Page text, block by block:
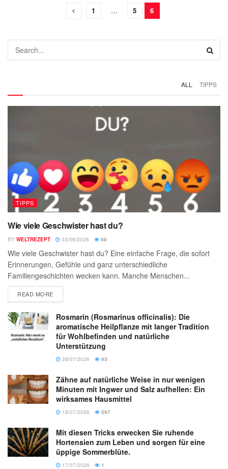
1 … 5 6
ALL TIPPS
TIPPS
Wie viele Geschwister hast du?
BY WELTREZEPT 03/08/2026 68
Wie viele Geschwister hast du? Eine einfache Frage, die sofort
Erinnerungen, Gefühle und ganz unterschiedliche
Familiengeschichten wecken kann. Manche Menschen...
READ MORE
Rosmarin (Rosmarinus officinalis): Die
aromatische Heilpflanze mit langer Tradition
für Wohlbefinden und natürliche
Unterstützung
28/07/2026 93
Zähne auf natürliche Weise in nur wenigen
Minuten mit Ingwer und Salz aufhellen: Ein
wirksames Hausmittel
18/07/2026 597
Mit diesen Tricks erwecken Sie ruhende
Hortensien zum Leben und sorgen für eine
üppige Sommerblüte.
17/07/2026 1